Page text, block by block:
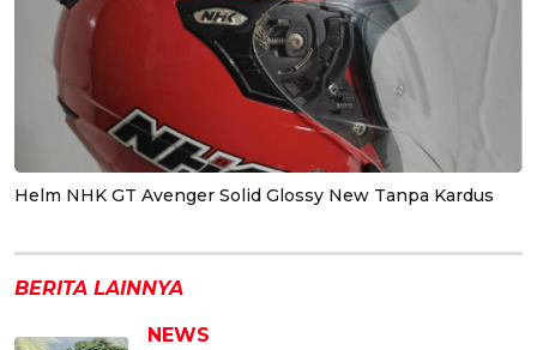
Helm NHK GT Avenger Solid Glossy New Tanpa Kardus
BERITA LAINNYA
NEWS